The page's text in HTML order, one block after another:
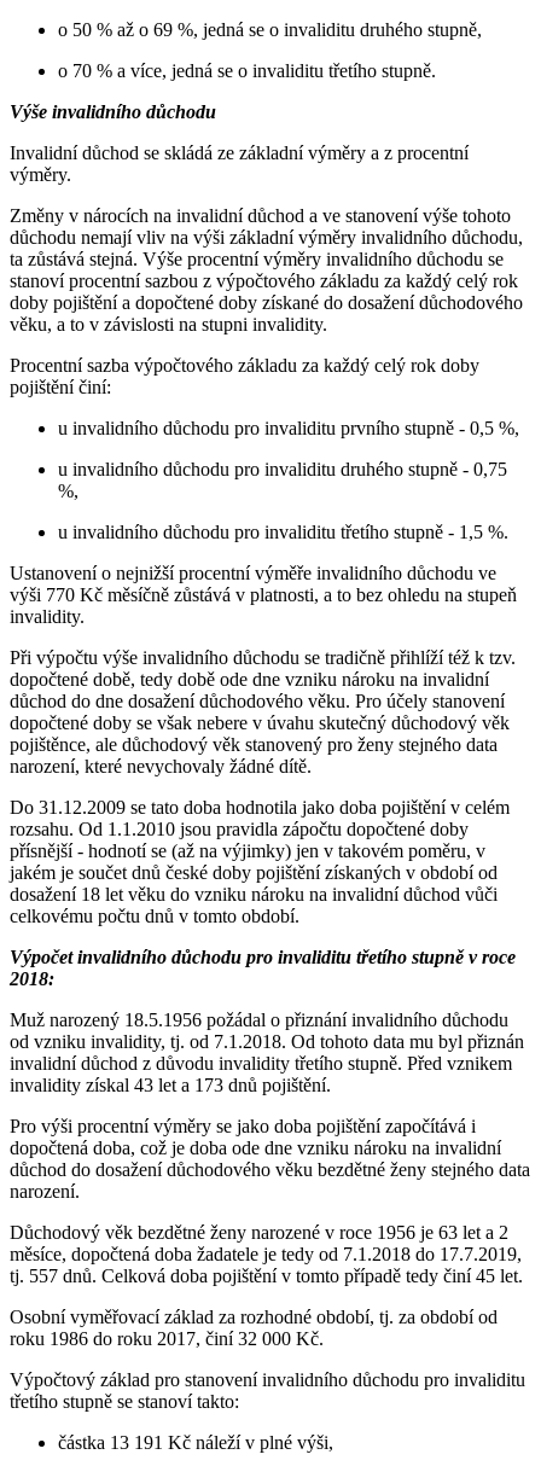
o 50 % až o 69 %, jedná se o invaliditu druhého stupně,
o 70 % a více, jedná se o invaliditu třetího stupně.
Výše invalidního důchodu
Invalidní důchod se skládá ze základní výměry a z procentní
výměry.
Změny v nárocích na invalidní důchod a ve stanovení výše tohoto
důchodu nemají vliv na výši základní výměry invalidního důchodu,
ta zůstává stejná. Výše procentní výměry invalidního důchodu se
stanoví procentní sazbou z výpočtového základu za každý celý rok
doby pojištění a dopočtené doby získané do dosažení důchodového
věku, a to v závislosti na stupni invalidity.
Procentní sazba výpočtového základu za každý celý rok doby
pojištění činí:
u invalidního důchodu pro invaliditu prvního stupně - 0,5 %,
u invalidního důchodu pro invaliditu druhého stupně - 0,75
%,
u invalidního důchodu pro invaliditu třetího stupně - 1,5 %.
Ustanovení o nejnižší procentní výměře invalidního důchodu ve
výši 770 Kč měsíčně zůstává v platnosti, a to bez ohledu na stupeň
invalidity.
Při výpočtu výše invalidního důchodu se tradičně přihlíží též k tzv.
dopočtené době, tedy době ode dne vzniku nároku na invalidní
důchod do dne dosažení důchodového věku. Pro účely stanovení
dopočtené doby se však nebere v úvahu skutečný důchodový věk
pojištěnce, ale důchodový věk stanovený pro ženy stejného data
narození, které nevychovaly žádné dítě.
Do 31.12.2009 se tato doba hodnotila jako doba pojištění v celém
rozsahu. Od 1.1.2010 jsou pravidla zápočtu dopočtené doby
přísnější - hodnotí se (až na výjimky) jen v takovém poměru, v
jakém je součet dnů české doby pojištění získaných v období od
dosažení 18 let věku do vzniku nároku na invalidní důchod vůči
celkovému počtu dnů v tomto období.
Výpočet invalidního důchodu pro invaliditu třetího stupně v roce
2018:
Muž narozený 18.5.1956 požádal o přiznání invalidního důchodu
od vzniku invalidity, tj. od 7.1.2018. Od tohoto data mu byl přiznán
invalidní důchod z důvodu invalidity třetího stupně. Před vznikem
invalidity získal 43 let a 173 dnů pojištění.
Pro výši procentní výměry se jako doba pojištění započítává i
dopočtená doba, což je doba ode dne vzniku nároku na invalidní
důchod do dosažení důchodového věku bezdětné ženy stejného data
narození.
Důchodový věk bezdětné ženy narozené v roce 1956 je 63 let a 2
měsíce, dopočtená doba žadatele je tedy od 7.1.2018 do 17.7.2019,
tj. 557 dnů. Celková doba pojištění v tomto případě tedy činí 45 let.
Osobní vyměřovací základ za rozhodné období, tj. za období od
roku 1986 do roku 2017, činí 32 000 Kč.
Výpočtový základ pro stanovení invalidního důchodu pro invaliditu
třetího stupně se stanoví takto:
částka 13 191 Kč náleží v plné výši,